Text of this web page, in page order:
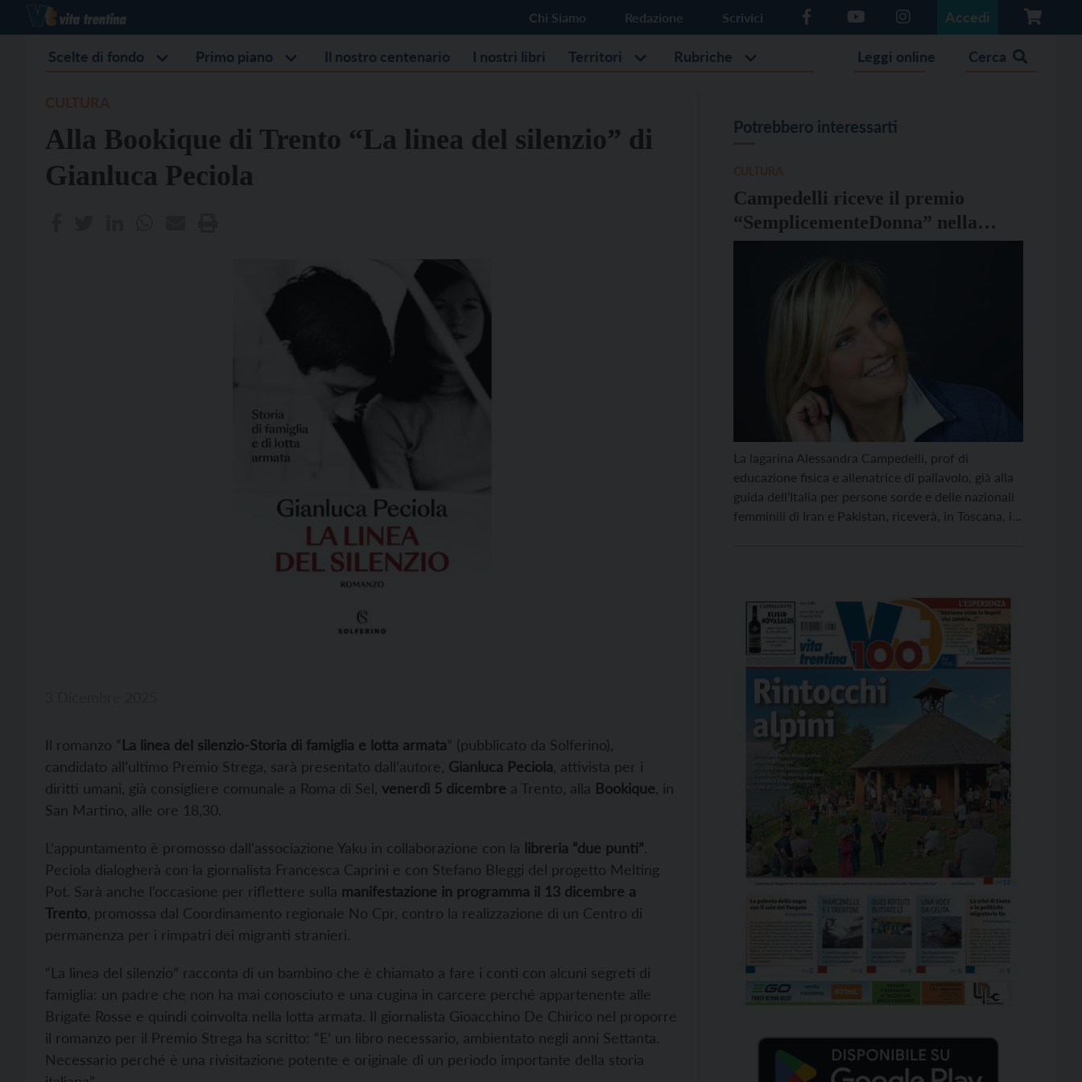
Chi Siamo Redazione Scrivici Accedi
Scelte di fondo Primo piano Il nostro centenario I nostri libri Territori Rubriche Leggi online Cerca
Alla Bookique di Trento “La linea del silenzio” di
Gianluca Peciola
Il romanzo “La linea del silenzio-Storia di famiglia e lotta armata” (pubblicato da Solferino),
candidato all’ultimo Premio Strega, sarà presentato dall’autore, Gianluca Peciola , attivista per i
diritti umani, già consigliere comunale a Roma di Sel, venerdì 5 dicembre a Trento, alla Bookique , in
San Martino, alle ore 18,30.
L’appuntamento è promosso dall’associazione Yaku in collaborazione con la libreria “due punti”.
Peciola dialogherà con la giornalista Francesca Caprini e con Stefano Bleggi del progetto Melting
Pot. Sarà anche l’occasione per riflettere sulla manifestazione in programma il 13 dicembre a
Trento , promossa dal Coordinamento regionale No Cpr, contro la realizzazione di un Centro di
permanenza per i rimpatri dei migranti stranieri.
“La linea del silenzio” racconta di un bambino che è chiamato a fare i conti con alcuni segreti di
famiglia: un padre che non ha mai conosciuto e una cugina in carcere perché appartenente alle
Brigate Rosse e quindi coinvolta nella lotta armata. Il giornalista Gioacchino De Chirico nel proporre
il romanzo per il Premio Strega ha scritto: “E’ un libro necessario, ambientato negli anni Settanta.
Necessario perché è una rivisitazione potente e originale di un periodo importante della storia
Potrebbero interessarti
Campedelli riceve il premio
“SemplicementeDonna” nella
categoria “Donne e sport”
La lagarina Alessandra Campedelli, prof di
educazione fisica e allenatrice di pallavolo, già alla
guida dell’Italia per persone sorde e delle nazionali
femminili di Iran e Pakistan, riceverà, in Toscana, il